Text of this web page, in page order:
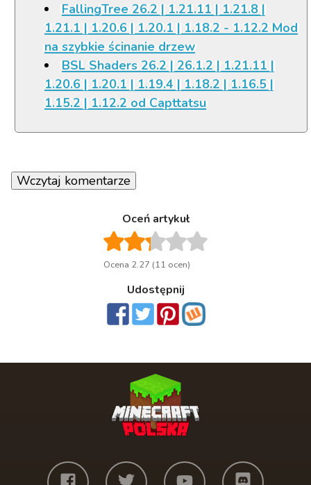
FallingTree 26.2 | 1.21.11 | 1.21.8 |
1.21.1 | 1.20.6 | 1.20.1 | 1.18.2 - 1.12.2 Mod
na szybkie ścinanie drzew
BSL Shaders 26.2 | 26.1.2 | 1.21.11 |
1.20.6 | 1.20.1 | 1.19.4 | 1.18.2 | 1.16.5 |
1.15.2 | 1.12.2 od Capttatsu
Wczytaj komentarze
Oceń artykuł
Ocena 2.27 (11 ocen)
Udostępnij